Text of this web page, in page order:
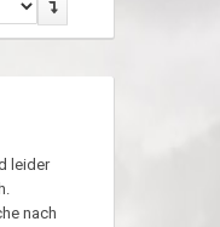
leider
nach